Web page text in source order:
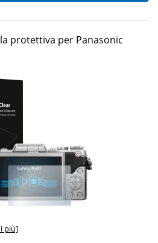
protettiva per Panasonic
più]